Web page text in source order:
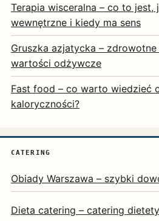
Terapia wisceralna – co to jest,
wewnętrzne i kiedy ma sens
Gruszka azjatycka – zdrowotne
wartości odżywcze
Fast food – co warto wiedzieć
kaloryczności?
CATERING
Obiady Warszawa – szybki
Dieta catering – catering